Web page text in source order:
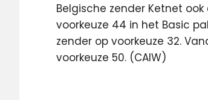
Belgische zender Ketnet
voorkeuze 44 in het Basic
zender op voorkeuze 32.
voorkeuze 50. (CAIW)